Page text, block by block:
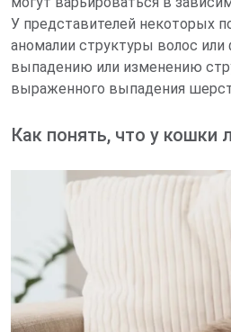
У представителей некоторых
аномалии структуры волос
выпадению или изменению
выраженного выпадения
Как понять, что у кошки